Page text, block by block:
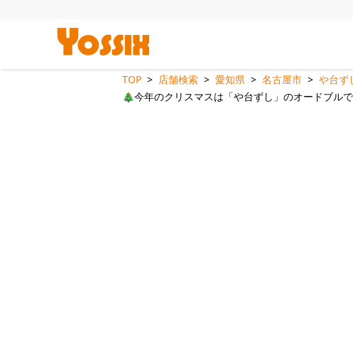
TOP 店舗検索 愛知県 名古屋市 や台ず
🎄今年のクリスマスは「や台ずし」のオードブル